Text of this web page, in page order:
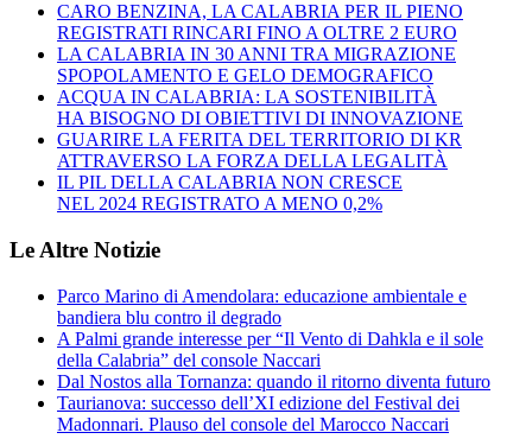
CARO BENZINA, LA CALABRIA PER IL PIENO
REGISTRATI RINCARI FINO A OLTRE 2 EURO
LA CALABRIA IN 30 ANNI TRA MIGRAZIONE
SPOPOLAMENTO E GELO DEMOGRAFICO
ACQUA IN CALABRIA: LA SOSTENIBILITÀ
HA BISOGNO DI OBIETTIVI DI INNOVAZIONE
GUARIRE LA FERITA DEL TERRITORIO DI KR
ATTRAVERSO LA FORZA DELLA LEGALITÀ
IL PIL DELLA CALABRIA NON CRESCE
NEL 2024 REGISTRATO A MENO 0,2%
Le Altre Notizie
Parco Marino di Amendolara: educazione ambientale e
bandiera blu contro il degrado
A Palmi grande interesse per “Il Vento di Dahkla e il sole
della Calabria” del console Naccari
Dal Nostos alla Tornanza: quando il ritorno diventa futuro
Taurianova: successo dell’XI edizione del Festival dei
Madonnari. Plauso del console del Marocco Naccari